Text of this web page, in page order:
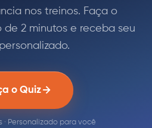
nos treinos. Faça o
2 minutos e receba seu
o Quiz
· Personalizado para você